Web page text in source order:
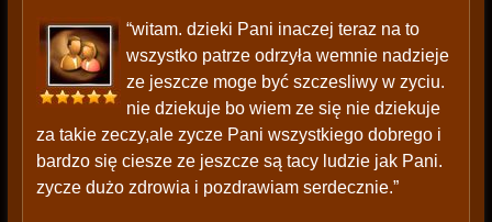
“witam. dzieki Pani inaczej teraz na to
wszystko patrze odrzyła wemnie nadzieje
ze jeszcze moge być szczesliwy w zyciu.
nie dziekuje bo wiem ze się nie dziekuje
za takie zeczy,ale zycze Pani wszystkiego dobrego i
bardzo się ciesze ze jeszcze są tacy ludzie jak Pani.
zycze dużo zdrowia i pozdrawiam serdecznie.”